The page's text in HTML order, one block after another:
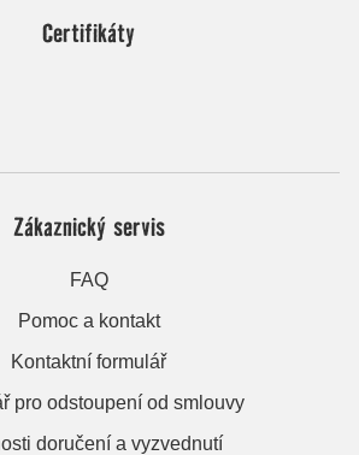
Certifikáty
Zákaznický servis
FAQ
Pomoc a kontakt
Kontaktní formulář
pro odstoupení od smlouvy
doručení a vyzvednutí